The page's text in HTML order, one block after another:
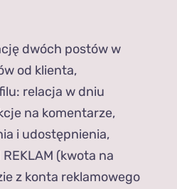
dwóch postów w
od klienta,
relacja w dniu
na komentarze,
i udostępnienia,
(kwota na
z konta reklamowego